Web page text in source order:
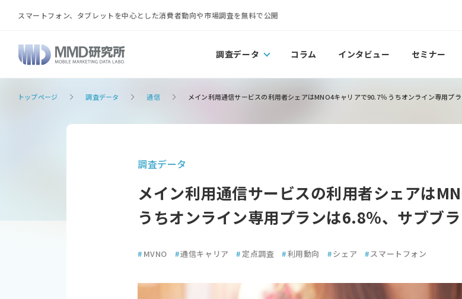
スマートフォン、タブレットを中心とした消費者動向や市場調査を無料で公開
調査データ コラム インタビュー セミナー
トップページ 調査データ 通信 メイン利用通信サービスの利用者シェアはMNO4キャリアで90.7％ うちオンライン専用プ
調査データ
メイン利用通信サービスの利用者シェアは
うちオンライン専用プランは6.8％、サブブ
# MVNO #通信キャリア # 定点調査 #利用動向 #シェア #スマートフォン